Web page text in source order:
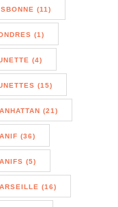
(11)
(1)
(4)
(15)
(21)
(36)
(5)
(16)